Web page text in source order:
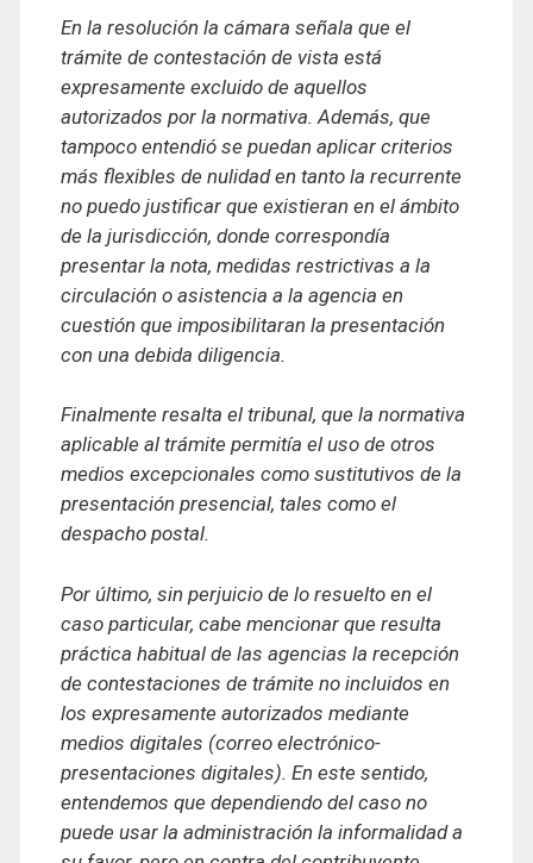
En la resolución la cámara señala que el
trámite de contestación de vista está
expresamente excluido de aquellos
autorizados por la normativa. Además, que
tampoco entendió se puedan aplicar criterios
más flexibles de nulidad en tanto la recurrente
no puedo justificar que existieran en el ámbito
de la jurisdicción, donde correspondía
presentar la nota, medidas restrictivas a la
circulación o asistencia a la agencia en
cuestión que imposibilitaran la presentación
con una debida diligencia.
Finalmente resalta el tribunal, que la normativa
aplicable al trámite permitía el uso de otros
medios excepcionales como sustitutivos de la
presentación presencial, tales como el
despacho postal.
Por último, sin perjuicio de lo resuelto en el
caso particular, cabe mencionar que resulta
práctica habitual de las agencias la recepción
de contestaciones de trámite no incluidos en
los expresamente autorizados mediante
medios digitales (correo electrónico-
presentaciones digitales). En este sentido,
entendemos que dependiendo del caso no
puede usar la administración la informalidad a